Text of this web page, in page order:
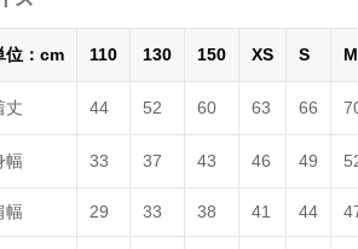
位：cm 110 130 150 XS S M
丈 44 52 60 63 66
幅 33 37 43 46 49
幅 29 33 38 41 44